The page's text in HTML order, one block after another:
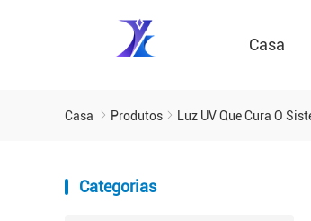
Casa
Casa Produtos Luz UV Que Cura O
Categorias